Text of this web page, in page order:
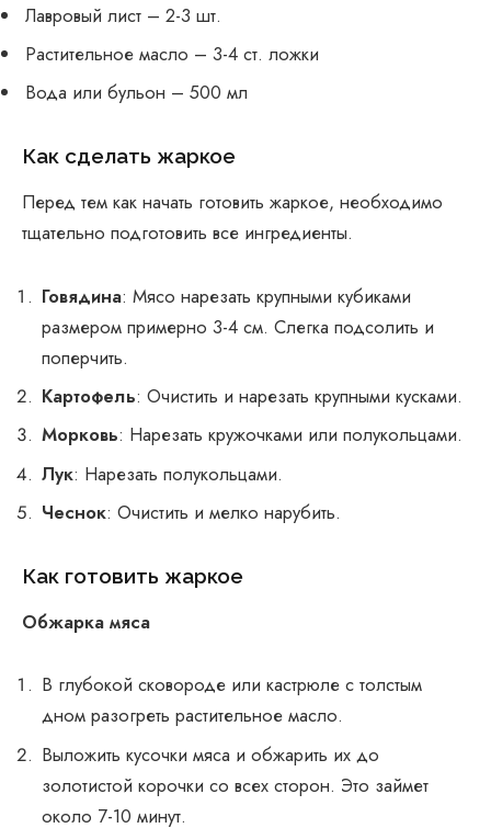
Лавровый лист – 2-3 шт.
Растительное масло – 3-4 ст. ложки
Вода или бульон – 500 мл
Как сделать жаркое
Перед тем как начать готовить жаркое, необходимо
тщательно подготовить все ингредиенты.
Говядина: Мясо нарезать крупными кубиками
размером примерно 3-4 см. Слегка подсолить и
поперчить.
Картофель: Очистить и нарезать крупными кусками.
Морковь: Нарезать кружочками или полукольцами.
Лук: Нарезать полукольцами.
Чеснок: Очистить и мелко нарубить.
Как готовить жаркое
Обжарка мяса
В глубокой сковороде или кастрюле с толстым
дном разогреть растительное масло.
Выложить кусочки мяса и обжарить их до
золотистой корочки со всех сторон. Это займет
около 7-10 минут.